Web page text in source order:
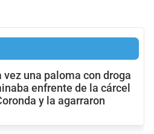
vez una paloma con droga
enfrente de la cárcel
y la agarraron